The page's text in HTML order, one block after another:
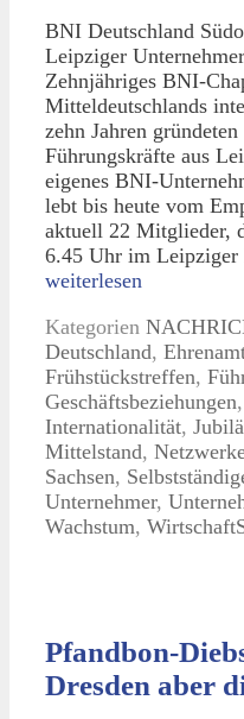
BNI Deutschland
Leipziger
Zehnjähriges BNI-
Mitteldeutschlands
zehn Jahren
Führungskräfte aus
eigenes BNI-
lebt bis heute vom
aktuell 22 Mitglieder,
6.45 Uhr im
weiterlesen
Kategorien
Deutschland,
Frühstückstreffen,
Geschäftsbeziehungen,
Internationalität,
Mittelstand,
Sachsen,
Unternehmer,
Wachstum, Wirtschaft
Pfandbon-
Dresden aber